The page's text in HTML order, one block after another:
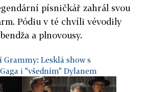
písničkář zahrál svou
Pódiu v té chvíli vévodily
a plnovousy.
Grammy: Lesklá show s
i "všedním" Dylanem